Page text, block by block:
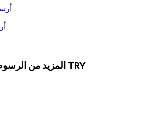
المزيد من الرسوم البيانية المباشرة TRY